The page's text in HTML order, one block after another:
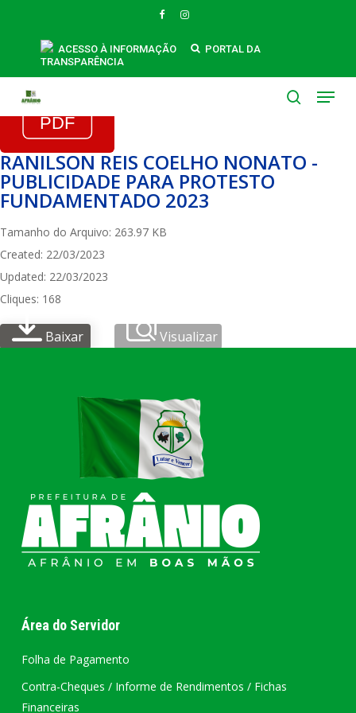
FACEBOOKINSTAGRAM
ACESSO À INFORMAÇÃO
PORTAL DA
TRANSPARÊNCIA
Menu
RANILSON REIS COELHO NONATO -
PUBLICIDADE PARA PROTESTO
FUNDAMENTADO 2023
Tamanho do Arquivo: 263.97 KB
Created: 22/03/2023
Updated: 22/03/2023
Cliques: 168
Baixar Visualizar
Área do Servidor
Folha de Pagamento
Contra-Cheques / Informe de Rendimentos / Fichas
Financeiras